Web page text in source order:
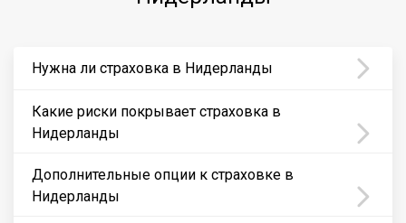
Нужна ли страховка в Нидерланды
Какие риски покрывает страховка в
Нидерланды
Дополнительные опции к страховке в
Нидерланды